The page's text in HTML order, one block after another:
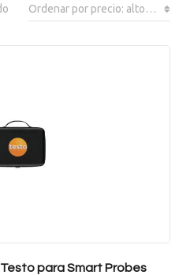
para Smart Probes